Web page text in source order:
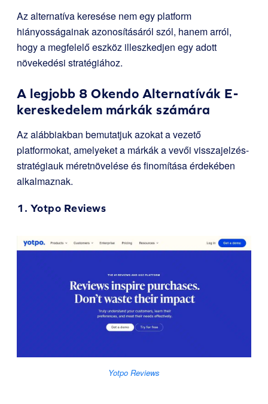
Az alternatíva keresése nem egy platform
hiányosságainak azonosításáról szól, hanem arról,
hogy a megfelelő eszköz illeszkedjen egy adott
növekedési stratégiához.
A legjobb 8 Okendo Alternatívák E-
kereskedelem márkák számára
Az alábbiakban bemutatjuk azokat a vezető
platformokat, amelyeket a márkák a vevői visszajelzés-
stratégiauk méretnövelése és finomítása érdekében
alkalmaznak.
1. Yotpo Reviews
Yotpo Reviews